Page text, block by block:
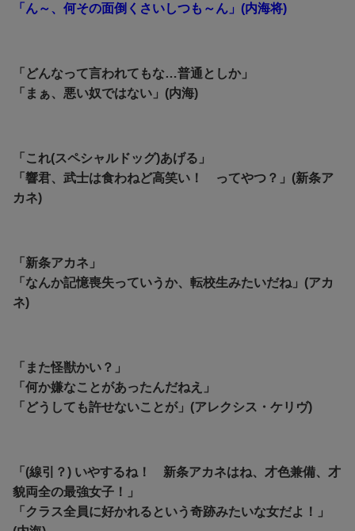
「ん～、何その面倒くさいしつも～ん」(内海将)
「どんなって言われてもな…普通としか」
「まぁ、悪い奴ではない」(内海)
「これ(スペシャルドッグ)あげる」
「響君、武士は食わねど高笑い！ ってやつ？」(新条ア
カネ)
「新条アカネ」
「なんか記憶喪失っていうか、転校生みたいだね」(アカ
ネ)
「また怪獣かい？」
「何か嫌なことがあったんだねえ」
「どうしても許せないことが」(アレクシス・ケリヴ)
「(線引？) いやするね！ 新条アカネはね、才色兼備、才
貌両全の最強女子！」
「クラス全員に好かれるという奇跡みたいな女だよ！」